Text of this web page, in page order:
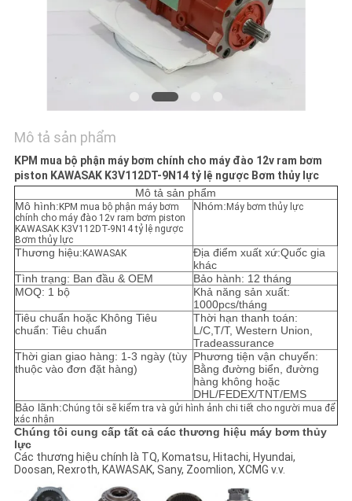
TRƯỜNG
HỢP
YÊU
CẦU
BÁO
GIÁ
SƠ
ĐỒ
TRANG
WEB
CHÍNH
SÁCH
Mô tả sản phẩm
KPM mua bộ phận máy bơm chính cho máy đào 12v ram bơm
piston KAWASAK K3V112DT-9N14 tỷ lệ ngược Bơm thủy lực
Mô tả sản phẩm
Mô hình: KPM mua bộ phận máy bơm
chính cho máy đào 12v ram bơm piston
KAWASAK K3V112DT-9N14 tỷ lệ ngược
Bơm thủy lực
Nhóm: Máy bơm thủy lực
Thương hiệu: KAWASAK
Địa điểm xuất xứ:Quốc gia
khác
Tình trạng: Ban đầu & OEM
Bảo hành: 12 tháng
MOQ: 1 bộ
Khả năng sản xuất:
1000pcs/tháng
Tiêu chuẩn hoặc Không Tiêu
chuẩn: Tiêu chuẩn
Thời hạn thanh toán:
L/C,T/T, Western Union,
Tradeassurance
Thời gian giao hàng: 1-3 ngày (tùy
thuộc vào đơn đặt hàng)
Phương tiện vận chuyển:
Bằng đường biển, đường
hàng không hoặc
DHL/FEDEX/TNT/EMS
Bảo lãnh:Chúng tôi sẽ kiểm tra và gửi hình ảnh chi tiết cho người mua để
xác nhận
Chúng tôi cung cấp tất cả các thương hiệu máy bơm thủy
lực
Các thương hiệu chính là TQ, Komatsu, Hitachi, Hyundai,
Doosan, Rexroth, KAWASAK, Sany, Zoomlion, XCMG v.v.